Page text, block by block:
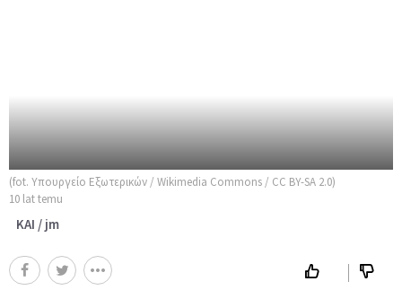
(fot. Υπουργείο Εξωτερικών / Wikimedia Commons / CC BY-SA 2.0)
10 lat temu
KAI / jm